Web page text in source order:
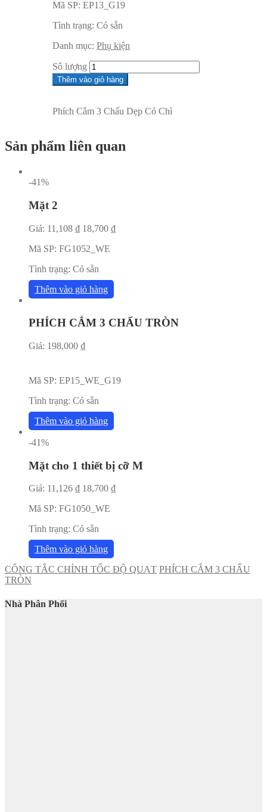
Mã SP: EP13_G19
Tình trạng: Có sẵn
Danh mục: Phụ kiện
Sô lượng
Thêm vào giỏ hàng
Phích Cắm 3 Chấu Dẹp Có Chì
Sản phẩm liên quan
-41%
Mặt 2
Giá: 11,108 ₫ 18,700 ₫
Mã SP: FG1052_WE
Tình trạng: Có sẵn
Thêm vào giỏ hàng
PHÍCH CẮM 3 CHẤU TRÒN
Giá: 198,000 ₫
Mã SP: EP15_WE_G19
Tình trạng: Có sẵn
Thêm vào giỏ hàng
-41%
Mặt cho 1 thiết bị cỡ M
Giá: 11,126 ₫ 18,700 ₫
Mã SP: FG1050_WE
Tình trạng: Có sẵn
Thêm vào giỏ hàng
CÔNG TẮC CHỈNH TỐC ĐỘ QUẠT PHÍCH CẮM 3 CHẤU
TRÒN
Nhà Phân Phối